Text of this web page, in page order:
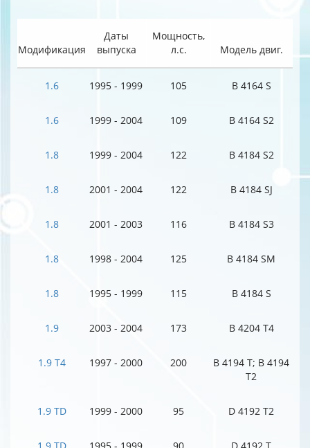
Модификация
Даты
выпуска
Мощность,
л.с.
Модель двиг.
1.6 1995 - 1999 105 B 4164 S
1.6 1999 - 2004 109 B 4164 S2
1.8 1999 - 2004 122 B 4184 S2
1.8 2001 - 2004 122 B 4184 SJ
1.8 2001 - 2003 116 B 4184 S3
1.8 1998 - 2004 125 B 4184 SM
1.8 1995 - 1999 115 B 4184 S
1.9 2003 - 2004 173 B 4204 T4
1.9 T4 1997 - 2000 200
B 4194 T; B 4194
T2
1.9 TD 1999 - 2000 95 D 4192 T2